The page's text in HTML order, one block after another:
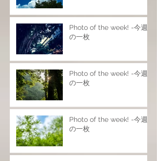
Photo of the week! -今週
の一枚
Photo of the week! -今週
の一枚
Photo of the week! -今週
の一枚